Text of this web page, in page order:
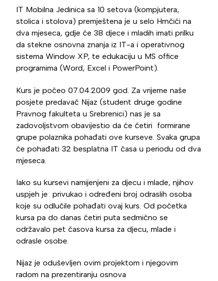
IT Mobilna Jedinica sa 10 setova (kompjutera,
stolica i stolova) premještena je u selo Hrnčići na
dva mjeseca, gdje će 38 djece i mladih imati prilku
da stekne osnovna znanja iz IT-a i operativnog
sistema Window XP, te edukaciju u MS office
programima (Word, Excel i PowerPoint).
Kurs je počeo 07.04.2009 god. Za vrijeme naše
posjete predavač Nijaz (student druge godine
Pravnog fakulteta u Srebrenici) nas je sa
zadovoljstvom obavijestio da će četiri formirane
grupe polaznika pohađati ove kurseve. Svaka grupa
će pohađati 32 besplatna IT časa u periodu od dva
mjeseca.
Iako su kursevi namijenjeni za djecu i mlade, njihov
uspjeh je privukao i određeni broj odraslih osoba
koje su odlučile pohađati ovaj kurs. Od početka
kursa pa do danas četiri puta sedmično se
održavalo pet časova kursa za djecu, mlade i
odrasle osobe.
Nijaz je oduševljen ovim projektom i njegovim
radom na prezentiranju osnova